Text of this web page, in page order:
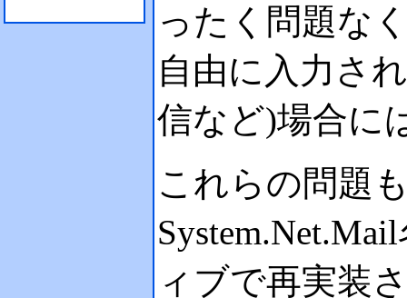
ったく問題な
自由に入力さ
信など)場合に
これらの問題
ィブで再実装